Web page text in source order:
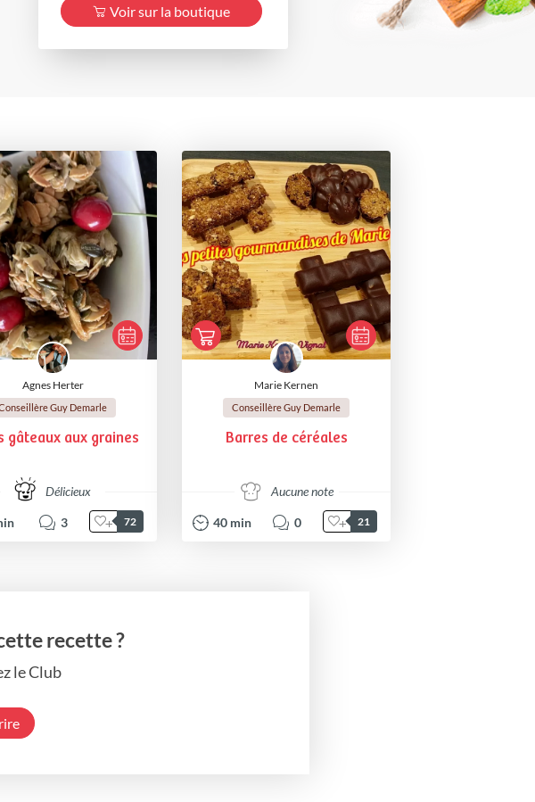
Voir sur la boutique
Agnes Herter
Guy Demarle
gâteaux aux graines
Délicieux
3 72
Marie Kernen
Conseillère Guy Demarle
Barres de céréales
Aucune note
40 min 0 21
recette ?
le Club